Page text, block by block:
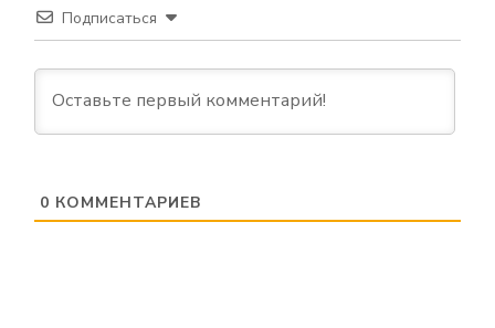
Подписаться
0 КОММЕНТАРИЕВ